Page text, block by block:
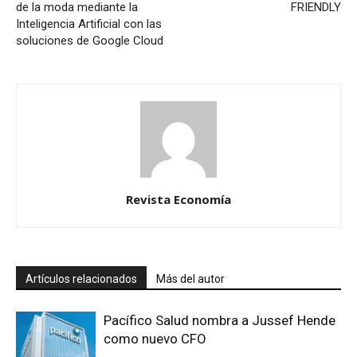
de la moda mediante la
Inteligencia Artificial con las
soluciones de Google Cloud
FRIENDLY
Revista Economía
Artículos relacionados Más del autor
Pacífico Salud nombra a Jussef Hende
como nuevo CFO